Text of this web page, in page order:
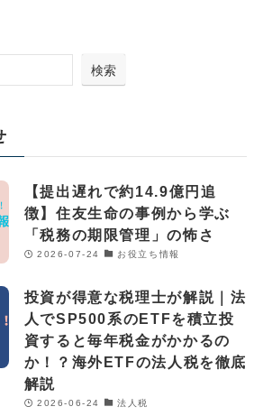
検索
【提出遅れで約14.9億円追
徴】住友生命の事例から学ぶ
「税務の期限管理」の怖さ
2026-07-24 お役立ち情報
投資が得意な税理士が解説｜法
人でSP500系のETFを積立投
資すると毎年税金がかかるの
か！？海外ETFの法人税を徹底
解説
2026-06-24 法人税